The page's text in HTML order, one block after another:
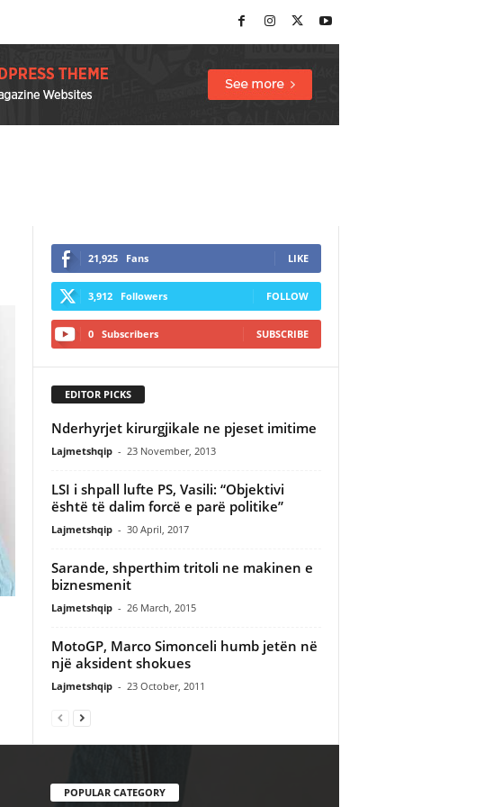
21,925 Fans LIKE
3,912 Followers FOLLOW
0 Subscribers SUBSCRIBE
EDITOR PICKS
Nderhyrjet kirurgjikale ne pjeset imitime
Lajmetshqip - 23 November, 2013
LSI i shpall lufte PS, Vasili: “Objektivi
është të dalim forcë e parë politike”
Lajmetshqip - 30 April, 2017
Sarande, shperthim tritoli ne makinen e
biznesmenit
Lajmetshqip - 26 March, 2015
MotoGP, Marco Simonceli humb jetën në
një aksident shokues
Lajmetshqip - 23 October, 2011
POPULAR CATEGORY